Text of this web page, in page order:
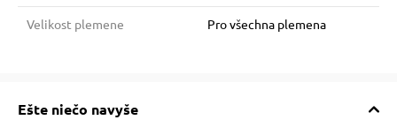
Velikost plemene Pro všechna plemena
Ešte niečo navyše